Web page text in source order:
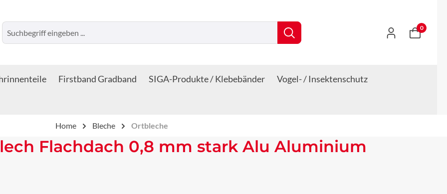
0
Firstband Gradband SIGA-Produkte / Klebebänder
Vogel- / Insektenschutz
Home Bleche Ortbleche
Flachdach 0,8 mm stark Alu Aluminium